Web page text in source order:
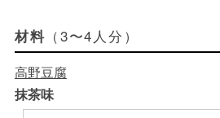
材料 （3〜4人分）
高野豆腐
抹茶味